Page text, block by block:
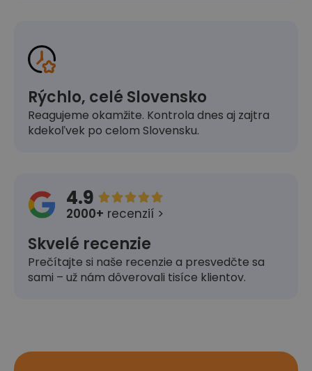
Rýchlo, celé Slovensko
Reagujeme okamžite. Kontrola dnes aj zajtra
kdekoľvek po celom Slovensku.
4.9 
2000+ recenzií >
Skvelé recenzie
Prečítajte si naše recenzie a presvedčte sa
sami – už nám dôverovali tisíce klientov.